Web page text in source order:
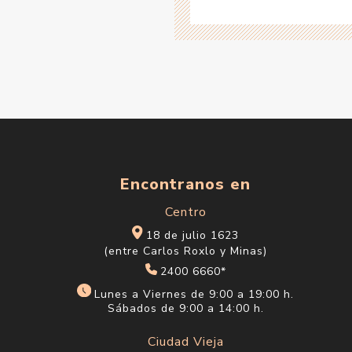
Encontranos en
Centro
18 de julio 1623
(entre Carlos Roxlo y Minas)
2400 6660*
Lunes a Viernes de 9:00 a 19:00 h.
Sábados de 9:00 a 14:00 h.
Ciudad Vieja